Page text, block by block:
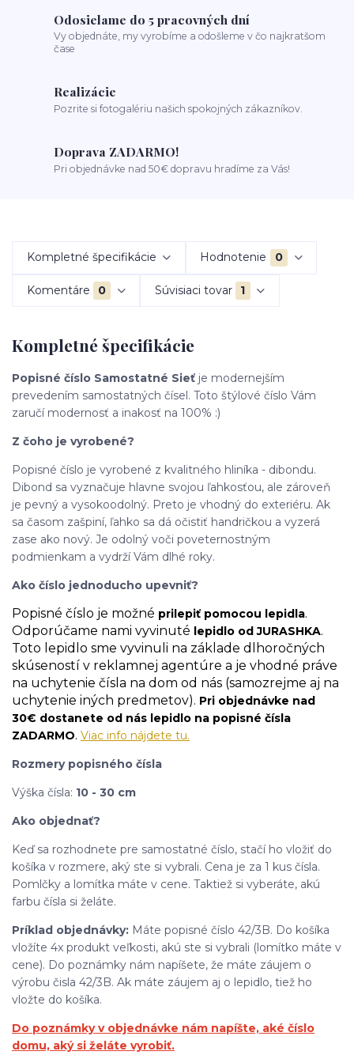
Odosielame do 5 pracovných dní
Vy objednáte, my vyrobíme a odošleme v čo najkratšom
čase
Realizácie
Pozrite si fotogalériu našich spokojných zákazníkov.
Doprava ZADARMO!
Pri objednávke nad 50€ dopravu hradíme za Vás!
Kompletné špecifikácie Hodnotenie 0
Komentáre 0 Súvisiaci tovar 1
Kompletné špecifikácie
Popisné číslo Samostatné Sieť je modernejším
prevedením samostatných čísel. Toto štýlové číslo Vám
zaručí modernosť a inakosť na 100% :)
Z čoho je vyrobené?
Popisné číslo je vyrobené z kvalitného hliníka - dibondu.
Dibond sa vyznačuje hlavne svojou ľahkosťou, ale zároveň
je pevný a vysokoodolný. Preto je vhodný do exteriéru. Ak
sa časom zašpiní, ľahko sa dá očistiť handričkou a vyzerá
zase ako nový. Je odolný voči poveternostným
podmienkam a vydrží Vám dlhé roky.
Ako číslo jednoducho upevniť?
Popisné číslo je možné prilepiť pomocou lepidla.
Odporúčame nami vyvinuté lepidlo od JURASHKA.
Toto lepidlo sme vyvinuli na základe dlhoročných
skúseností v reklamnej agentúre a je vhodné práve
na uchytenie čísla na dom od nás (samozrejme aj na
uchytenie iných predmetov). Pri objednávke nad
30€ dostanete od nás lepidlo na popisné čísla
ZADARMO. Viac info nájdete tu.
Rozmery popisného čísla
Výška čísla: 10 - 30 cm
Ako objednať?
Keď sa rozhodnete pre samostatné číslo, stačí ho vložiť do
košíka v rozmere, aký ste si vybrali. Cena je za 1 kus čísla.
Pomlčky a lomítka máte v cene. Taktiež si vyberáte, akú
farbu čísla si želáte.
Príklad objednávky: Máte popisné číslo 42/3B. Do košíka
vložíte 4x produkt veľkosti, akú ste si vybrali (lomítko máte v
cene). Do poznámky nám napíšete, že máte záujem o
výrobu čisla 42/3B. Ak máte záujem aj o lepidlo, tiež ho
vložte do košíka.
Do poznámky v objednávke nám napíšte, aké číslo
domu, aký si želáte vyrobiť.